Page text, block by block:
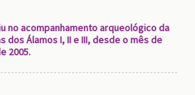
no acompanhamento arqueológico da
dos Álamos I, II e III, desde o mês de
2005.